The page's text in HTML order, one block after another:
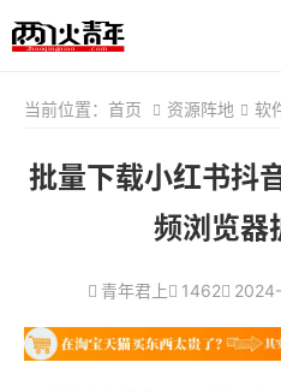
当前位置： 首页 资源阵地 软
批量下载小红书抖
频浏览器
青年君上 1462